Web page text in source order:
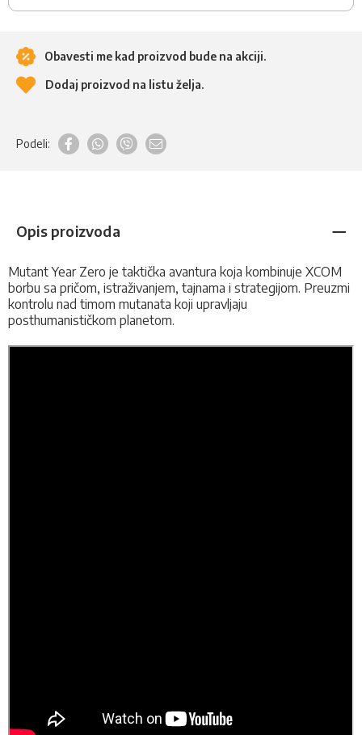
Obavesti me kad proizvod bude na akciji.
Dodaj proizvod na listu želja.
Podeli:
Opis proizvoda
Mutant Year Zero je taktička avantura koja kombinuje XCOM
borbu sa pričom, istraživanjem, tajnama i strategijom. Preuzmi
kontrolu nad timom mutanata koji upravljaju
posthumanističkom planetom.